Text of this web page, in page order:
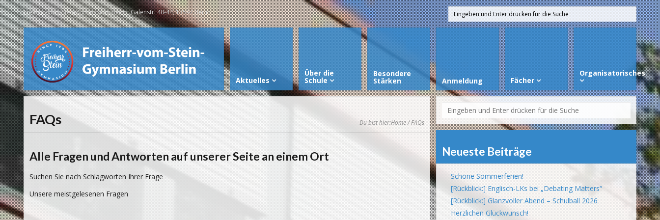
Freiherr-vom-Stein-Gymnasium Berlin, Galenstr. 40-44, 13597 Berlin
Aktuelles
Über die
Schule
Besondere
Stärken Anmeldung Fächer
Organisatorisches
FAQs Du bist hier:Home/ FAQs
Alle Fragen und Antworten auf unserer Seite an einem Ort
Suchen Sie nach Schlagworten Ihrer Frage
Unsere meistgelesenen Fragen
Neueste Beiträge
Schöne Sommerferien!
[Rückblick:] Englisch-LKs bei „Debating Matters“
[Rückblick:] Glanzvoller Abend – Schulball 2026
Herzlichen Glückwunsch!